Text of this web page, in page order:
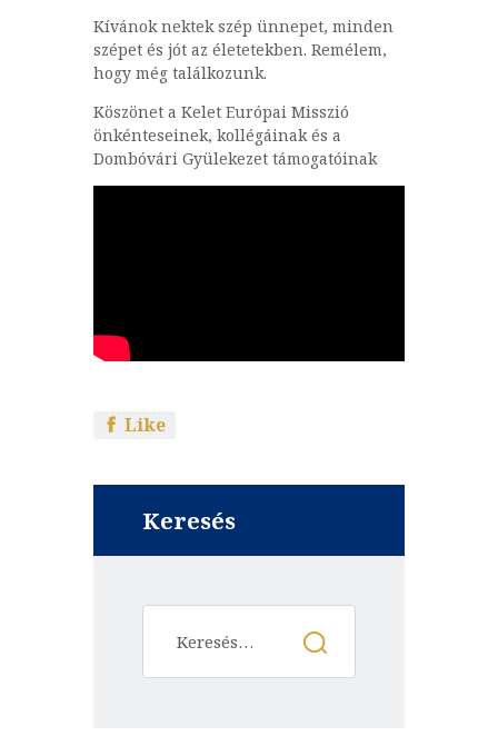
Kívánok nektek szép ünnepet, minden
szépet és jót az életetekben. Remélem,
hogy még találkozunk.
Köszönet a Kelet Európai Misszió
önkénteseinek, kollégáinak és a
Dombóvári Gyülekezet támogatóinak
Like
Keresés